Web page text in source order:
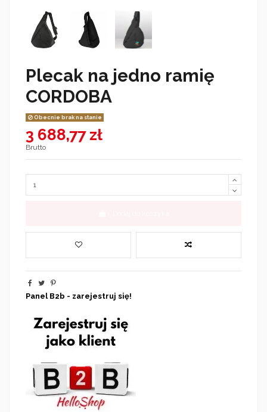
Plecak na jedno ramię
CORDOBA
Obecnie brak na stanie
3 688,77 zł
Brutto
Panel B2b - zarejestruj się!